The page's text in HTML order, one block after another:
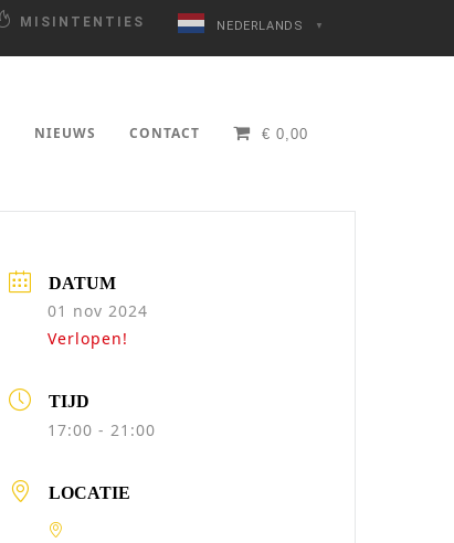
MISINTENTIES NEDERLANDS ▼
NIEUWS CONTACT € 0,00
DATUM
01 nov 2024
Verlopen!
TIJD
17:00 - 21:00
LOCATIE